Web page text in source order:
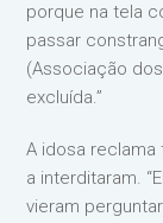
porque na tela
passar
(Associação
excluída.”
A idosa
a interditaram.
vieram